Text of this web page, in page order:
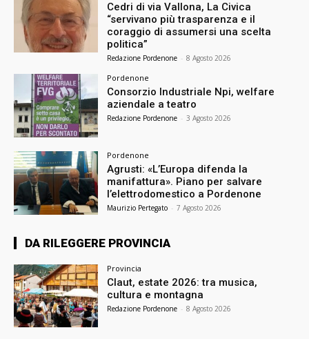
Cedri di via Vallona, La Civica
“servivano più trasparenza e il
coraggio di assumersi una scelta
politica”
Redazione Pordenone - 8 Agosto 2026
Pordenone
Consorzio Industriale Npi, welfare
aziendale a teatro
Redazione Pordenone - 3 Agosto 2026
Pordenone
Agrusti: «L’Europa difenda la
manifattura». Piano per salvare
l’elettrodomestico a Pordenone
Maurizio Pertegato - 7 Agosto 2026
DA RILEGGERE PROVINCIA
Provincia
Claut, estate 2026: tra musica,
cultura e montagna
Redazione Pordenone - 8 Agosto 2026